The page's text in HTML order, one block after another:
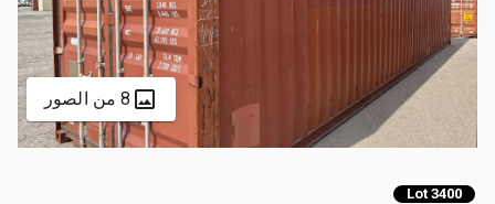
8 من الصور
Lot 3400